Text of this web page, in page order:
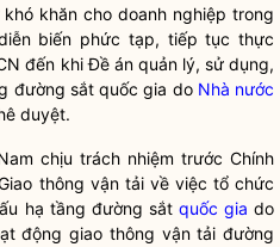
khăn cho doanh nghiệp trong
biến phức tạp, tiếp tục thực
đến khi Đề án quản lý, sử dụng,
đường sắtquốc gia do Nhà nước
duyệt.
chịu trách nhiệm trước Chính
thông vận tải về việc tổ chức
hạ tầng đường sắt quốc gia do
động giao thông vận tải đường